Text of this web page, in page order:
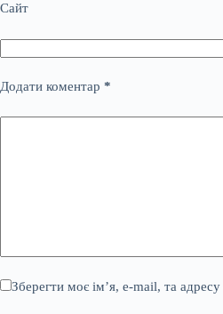
Сайт
Додати коментар *
Зберегти моє ім’я, e-mail, та